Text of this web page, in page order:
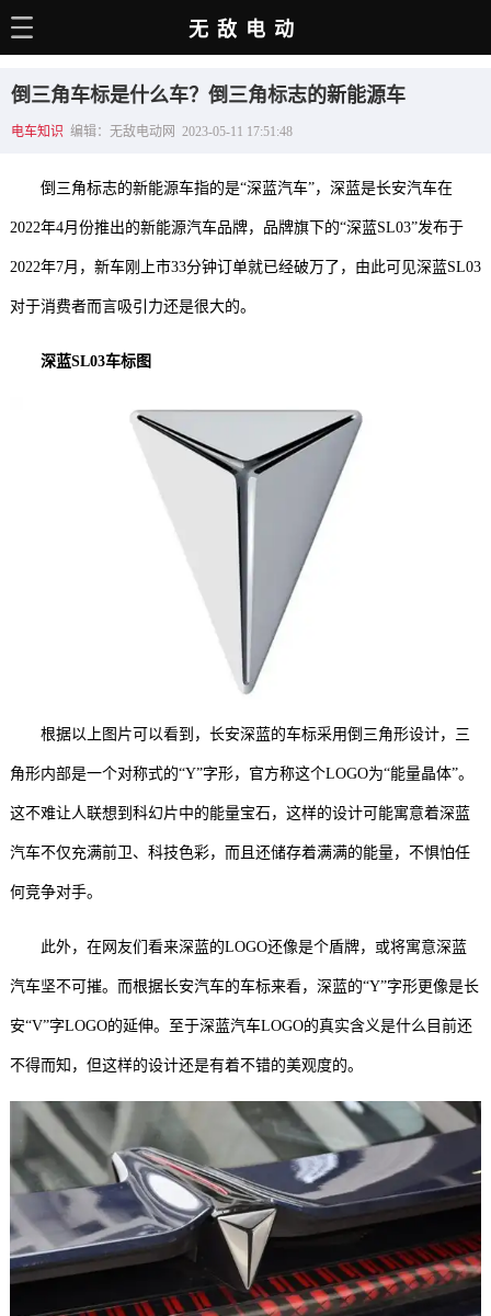
电动百科
选车推荐
充电站
无敌电动
倒三角车标是什么车？倒三角标志的新能源车
电车知识 编辑：无敌电动网 2023-05-11 17:51:48
倒三角标志的新能源车指的是“深蓝汽车”，深蓝是长安汽车在
2022年4月份推出的新能源汽车品牌，品牌旗下的“深蓝SL03”发布于
2022年7月，新车刚上市33分钟订单就已经破万了，由此可见深蓝SL03
对于消费者而言吸引力还是很大的。
深蓝SL03车标图
根据以上图片可以看到，长安深蓝的车标采用倒三角形设计，三
角形内部是一个对称式的“Y”字形，官方称这个LOGO为“能量晶体”。
这不难让人联想到科幻片中的能量宝石，这样的设计可能寓意着深蓝
汽车不仅充满前卫、科技色彩，而且还储存着满满的能量，不惧怕任
何竞争对手。
此外，在网友们看来深蓝的LOGO还像是个盾牌，或将寓意深蓝
汽车坚不可摧。而根据长安汽车的车标来看，深蓝的“Y”字形更像是长
安“V”字LOGO的延伸。至于深蓝汽车LOGO的真实含义是什么目前还
不得而知，但这样的设计还是有着不错的美观度的。